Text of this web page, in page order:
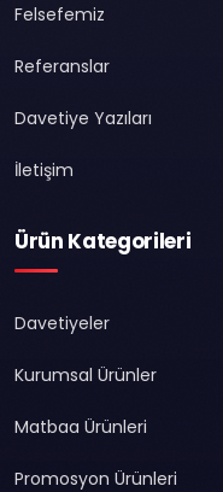
Felsefemiz
Referanslar
Davetiye Yazıları
İletişim
Ürün Kategorileri
Davetiyeler
Kurumsal Ürünler
Matbaa Ürünleri
Promosyon Ürünleri